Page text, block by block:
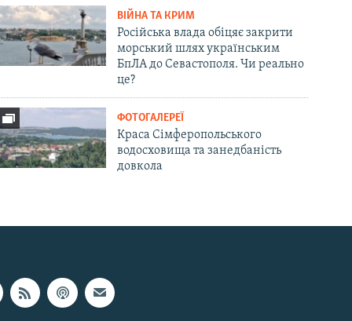
ВІЙНА ТА КРИМ
Російська влада обіцяє закрити
морський шлях українським
БпЛА до Севастополя. Чи реально
це?
ФОТОГАЛЕРЕЇ
Краса Сімферопольського
водосховища та занедбаність
довкола